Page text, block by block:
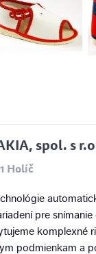
spol. s
Holíč
pre
komplexné
podmienkam a